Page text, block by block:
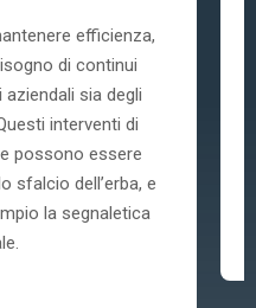
efficienza,
di continui
sia degli
interventi di
possono essere
sfalcio dell’erba, e
la segnaletica